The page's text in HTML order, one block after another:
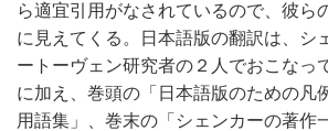
ら適宜引用がなされているので、彼ら
に見えてくる。日本語版の翻訳は、シ
ートーヴェン研究者の２人でおこなっ
に加え、巻頭の「日本語版のための凡
用語集」、巻末の「シェンカーの著作